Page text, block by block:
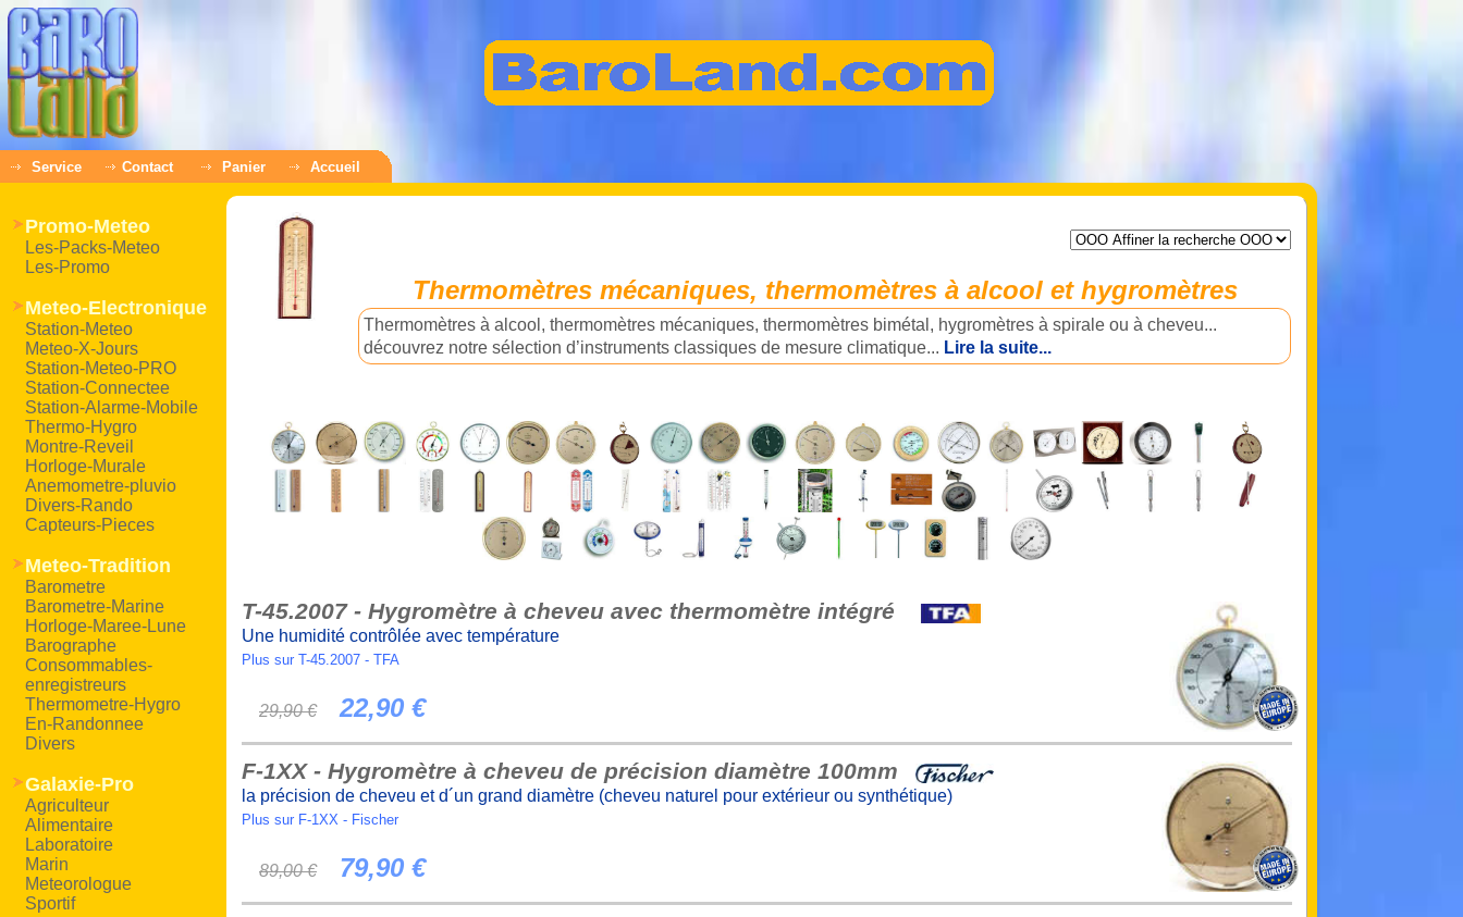
Service Contact Panier Accueil
Promo-Meteo
Les-Packs-Meteo
Les-Promo
Meteo-Electronique
Station-Meteo
Meteo-X-Jours
Station-Meteo-PRO
Station-Connectee
Station-Alarme-Mobile
Thermo-Hygro
Montre-Reveil
Horloge-Murale
Anemometre-pluvio
Divers-Rando
Capteurs-Pieces
Meteo-Tradition
Barometre
Barometre-Marine
Horloge-Maree-Lune
Barographe
Consommables-
enregistreurs
Thermometre-Hygro
En-Randonnee
Divers
Galaxie-Pro
Agriculteur
Alimentaire
Laboratoire
Marin
Meteorologue
Sportif
Thermomètres mécaniques, thermomètres à alcool et hygromètres
Thermomètres à alcool, thermomètres mécaniques, thermomètres bimétal, hygromètres à spirale ou à cheveu...
découvrez notre sélection d’instruments classiques de mesure climatique... Lire la suite...
T-45.2007 - Hygromètre à cheveu avec thermomètre intégré
Une humidité contrôlée avec température
Plus sur T-45.2007 - TFA
29,90 € 22,90 €
F-1XX - Hygromètre à cheveu de précision diamètre 100mm
la précision de cheveu et d´un grand diamètre (cheveu naturel pour extérieur ou synthétique)
Plus sur F-1XX - Fischer
89,00 € 79,90 €